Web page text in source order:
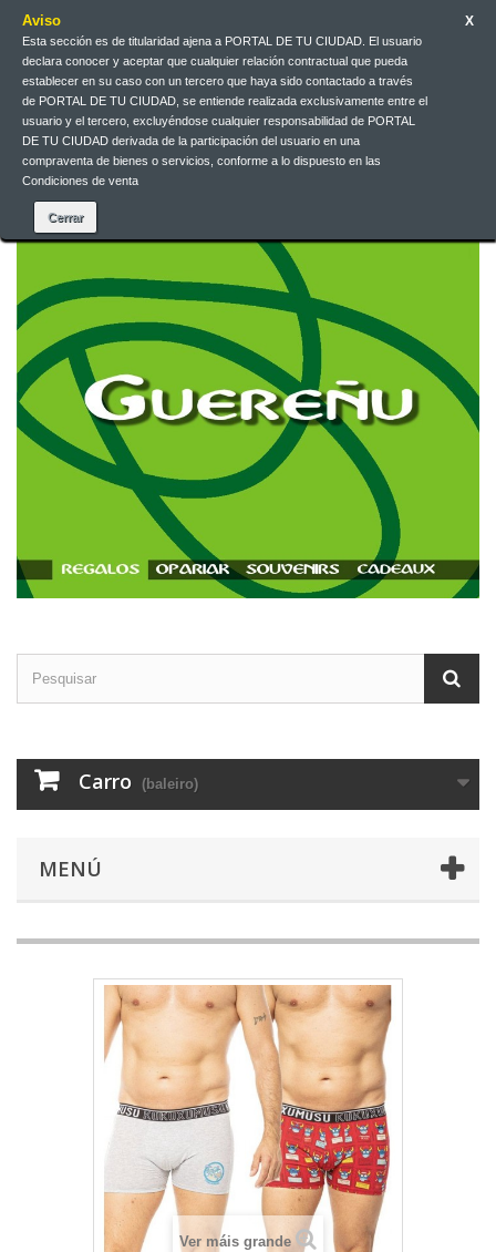
Aviso
Esta sección es de titularidad ajena a PORTAL DE TU CIUDAD. El usuario
declara conocer y aceptar que cualquier relación contractual que pueda
establecer en su caso con un tercero que haya sido contactado a través
de PORTAL DE TU CIUDAD, se entiende realizada exclusivamente entre el
usuario y el tercero, excluyéndose cualquier responsabilidad de PORTAL
DE TU CIUDAD derivada de la participación del usuario en una
compraventa de bienes o servicios, conforme a lo dispuesto en las
Condiciones de venta
X
Iniciar sesión
EUR
Galego
Galego
Carro (baleiro)
MENÚ
Ver máis grande